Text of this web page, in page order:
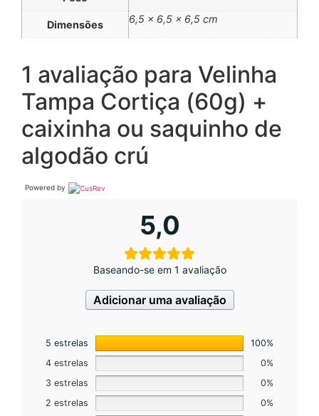
Dimensões 6,5 × 6,5 × 6,5 cm
1 avaliação para Velinha
Tampa Cortiça (60g) +
caixinha ou saquinho de
algodão crú
Powered by
5,0
Baseando-se em 1 avaliação
Adicionar uma avaliação
5 estrelas
100%
4 estrelas
0%
3 estrelas
0%
2 estrelas
0%